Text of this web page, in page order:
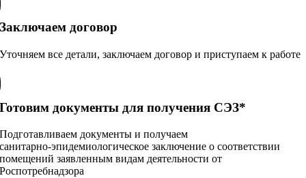
Заключаем договор
Уточняем все детали, заключаем договор и приступаем к работе
Готовим документы для получения СЭЗ*
Подготавливаем документы и получаем
санитарно‑эпидемиологическое заключение о соответствии
помещений заявленным видам деятельности от
Роспотребнадзора